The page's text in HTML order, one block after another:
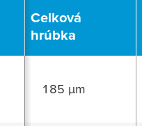
Celková
hrúbka
185 µm